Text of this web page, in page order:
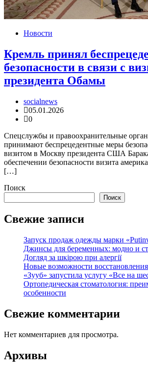
Новости
Кремль принял
безопасности в связи с
президента Обамы
socialnews
05.01.2026
0
Спецслужбы и правоохранительные
принимают беспрецедентные меры
визитом в Москву президента США
обеспечении безопасности визита
[…]
Поиск
Поиск
Свежие записи
Запуск продаж одежды марки
Джинсы для беременных: модно и
Догляд за шкірою при алергії
Новые возможности
«Зууб» запустила услугу «Все на
Ортопедическая стоматология:
особенности
Свежие комментарии
Нет комментариев для просмотра.
Архивы